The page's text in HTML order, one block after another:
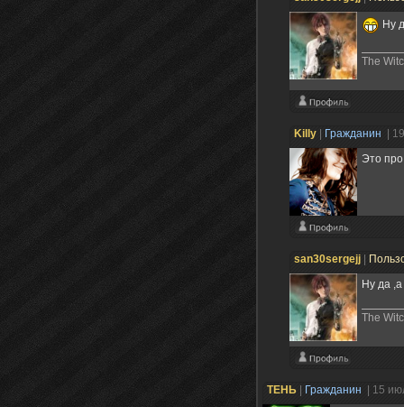
Ну
The
Killy Гражданин
|
Это
san30sergejj
Ну да
The
ТЕНЬ Гражданин
| 15